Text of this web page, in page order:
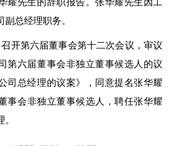
耀先生的辞职报告。张华耀先生因工
副总经理职务。
第六届董事会第十二次会议，审议
第六届董事会非独立董事候选人的议
司总经理的议案》， 同意提名张华耀
事会非独立董事候选人，聘任张华耀
。